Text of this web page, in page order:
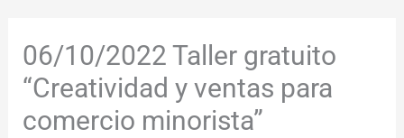
06/10/2022 Taller gratuito
“Creatividad y ventas para
comercio minorista”